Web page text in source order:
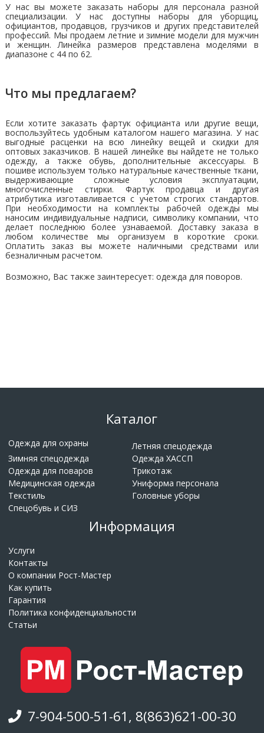
У нас вы можете заказать наборы для персонала разной
специализации. У нас доступны наборы для уборщиц,
официантов, продавцов, грузчиков и других представителей
профессий. Мы продаем летние изимние модели для мужчин
и женщин. Линейка размеров представлена моделями в
диапазоне с 44 по 62.
Что мы предлагаем?
Если хотите заказать фартук официанта или другие вещи,
воспользуйтесь удобным каталогом нашего магазина. У нас
выгодные расценки на всю линейку вещей и скидки для
оптовых заказчиков. В нашей линейке вы найдете не только
одежду, а также обувь, дополнительные аксессуары. В
пошиве используем только натуральные качественные ткани,
выдерживающие сложные условия эксплуатации,
многочисленные стирки. Фартук продавца и другая
атрибутика изготавливается с учетом строгих стандартов.
При необходимости на комплекты рабочей одежды мы
наносим индивидуальные надписи, символику компании, что
делает последнюю более узнаваемой. Доставку заказа в
любом количестве мы организуем в короткие сроки.
Оплатить заказ вы можете наличными средствами или
безналичным расчетом.
Возможно, Вас также заинтересует: одежда для поворов.
Каталог
Одежда для охраны
Летняя спецодежда
Зимняя спецодежда
Одежда ХАССП
Одежда для поваров
Трикотаж
Медицинская одежда
Униформа персонала
Текстиль
Головные уборы
Спецобувь и СИЗ
Информация
Услуги
Контакты
О компании Рост-Мастер
Как купить
Гарантия
Политика конфиденциальности
Статьи
7-904-500-51-61, 8(863)621-00-30